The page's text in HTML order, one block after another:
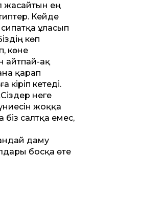
жасайтын ең
Кейде
ұласып
көп
көне
айтпай-ақ
қарап
кіріп кетеді.
неге
жоққа
салтқа емес,
даму
босқа өте